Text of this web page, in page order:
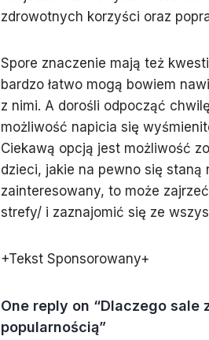
zdrowotnych korzyści oraz
Spore znaczenie mają też
bardzo łatwo mogą bowiem
z nimi. A dorośli odpocząć
możliwość napicia się
Ciekawą opcją jest możliwość
dzieci, jakie na pewno się staną
zainteresowany, to może
strefy/ i zaznajomić się ze
+Tekst Sponsorowany+
One reply on “Dlaczego
popularnością”